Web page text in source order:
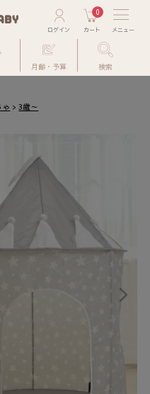
0
月齢・予算 検索
ゃ
3歳～